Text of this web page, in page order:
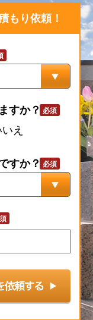
もり依頼！
すか？
え
すか？